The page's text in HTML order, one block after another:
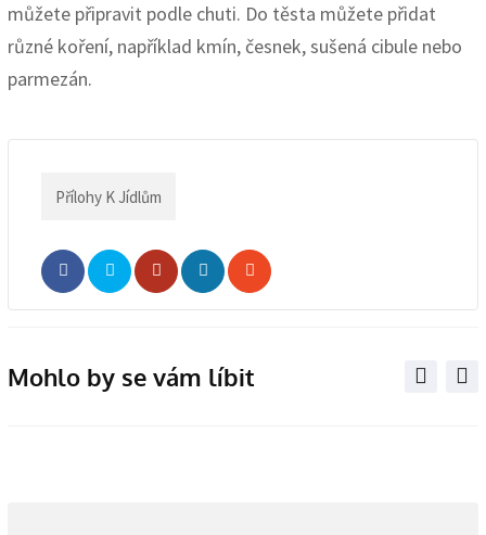
můžete připravit podle chuti. Do těsta můžete přidat
různé koření, například kmín, česnek, sušená cibule nebo
parmezán.
Přílohy K Jídlům
WhatsappShare
via
Print
Mohlo by se vám líbit